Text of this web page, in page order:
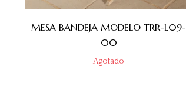
MESA BANDEJA MODELO TRR-L09-
00
Agotado